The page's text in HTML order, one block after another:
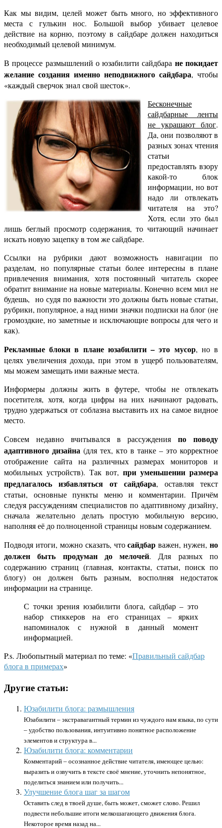
Как мы видим, целей может быть много, но эффективного
места с гулькин нос. Большой выбор убивает целевое
действие на корню, поэтому в сайдбаре должен находиться
необходимый целевой минимум.
В процессе размышлений о юзабилити сайдбара не покидает
желание создания именно неподвижного сайдбара, чтобы
«каждый сверчок знал свой шесток».
Бесконечные
сайдбарные ленты
не украшают блог.
Да, они позволяют в
разных зонах чтения
статьи
предоставлять взору
какой-то блок
информации, но вот
надо ли отвлекать
читателя на это?
Хотя, если это был
лишь беглый просмотр содержания, то читающий начинает
искать новую зацепку в том же сайдбаре.
Ссылки на рубрики дают возможность навигации по
разделам, но популярные статьи более интересны в плане
привлечения внимания, хотя постоянный читатель скорее
обратит внимание на новые материалы. Конечно всем мил не
будешь, но судя по важности это должны быть новые статьи,
рубрики, популярное, а над ними значки подписки на блог (не
громоздкие, но заметные и исключающие вопросы для чего и
как).
Рекламные блоки в плане юзабилити – это мусор, но в
целях увеличения дохода, при этом в ущерб пользователям,
мы можем замещать ими важные места.
Информеры должны жить в футере, чтобы не отвлекать
посетителя, хотя, когда цифры на них начинают радовать,
трудно удержаться от соблазна выставить их на самое видное
место.
Совсем недавно вчитывался в рассужденияпо поводу
адаптивного дизайна (для тех, кто в танке – это корректное
отображение сайта на различных размерах мониторов и
мобильных устройств). Так вот, при уменьшении размера
предлагалось избавляться от сайдбара, оставляя текст
статьи, основные пункты меню и комментарии. Причём
следуя рассуждениям специалистов по адаптивному дизайну,
сначала желательно делать простую мобильную версию,
наполняя её до полноценной страницы новым содержанием.
Подводя итоги, можно сказать, чтосайдбар важен, нужен, но
должен быть продуман до мелочей. Для разных по
содержанию страниц (главная, контакты, статьи, поиск по
блогу) он должен быть разным, восполняя недостаток
информации на странице.
С точки зрения юзабилити блога, сайдбар – это
набор стиккеров на его страницах – ярких
напоминалок с нужной в данный момент
информацией.
P.s. Любопытный материал по теме: «Правильный сайдбар
блога в примерах»
Другие статьи:
Юзабилити блога: размышления
Юзабилити – экстравагантный термин из чуждого нам языка, по сути
– удобство пользования, интуитивно понятное расположение
элементов и структура в...
Юзабилити блога: комментарии
Комментарий – осознанное действие читателя, имеющее целью:
выразить и озвучить в тексте своё мнение, уточнить непонятное,
поделиться знанием или получить...
Улучшение блога шаг за шагом
Оставить след в твоей душе, быть может, сможет слово. Решил
подвести небольшие итоги мелкошагающего движения блога.
Некоторое время назад на...